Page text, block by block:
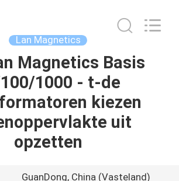
Lan Magnetics
Magnetics Basis
1000 - t-de
kiezen
uit
opzetten
GuanDong, China (Vasteland)